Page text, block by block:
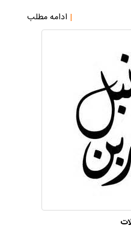
| ادامه مطلب